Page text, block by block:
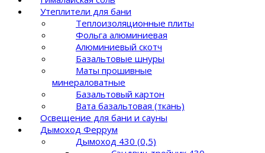
Утеплители для бани
Теплоизоляционные плиты
Фольга алюминиевая
Алюминиевый скотч
Базальтовые шнуры
Маты прошивные
минераловатные
Базальтовый картон
Вата базальтовая (ткань)
Освещение для бани и сауны
Дымоход Феррум
Дымоход 430 (0,5)